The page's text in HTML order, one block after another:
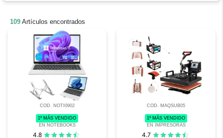
109 Artículos encontrados
COD. NOTI0902
1º MÁS VENDIDO
EN NOTEBOOKS
4.8
COD. MAQSUB05
1º MÁS VENDIDO
EN IMPRESORAS
4.7